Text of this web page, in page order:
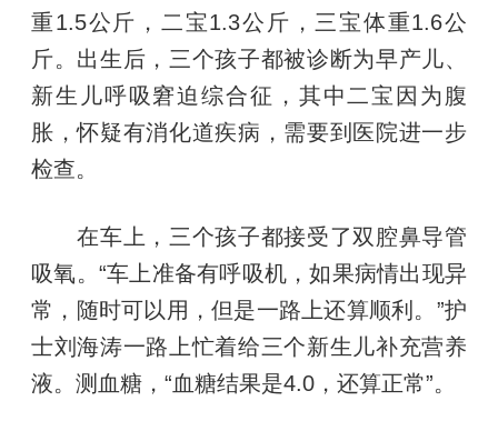
重1.5公斤，二宝1.3公斤，三宝体重1.6公
斤。出生后，三个孩子都被诊断为早产儿、
新生儿呼吸窘迫综合征，其中二宝因为腹
胀，怀疑有消化道疾病，需要到医院进一步
检查。
在车上，三个孩子都接受了双腔鼻导管
吸氧。“车上准备有呼吸机，如果病情出现异
常，随时可以用，但是一路上还算顺利。”护
士刘海涛一路上忙着给三个新生儿补充营养
液。测血糖，“血糖结果是4.0，还算正常”。